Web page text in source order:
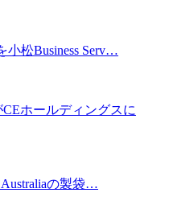
松Business Serv…
ホールディングスに
の製袋…